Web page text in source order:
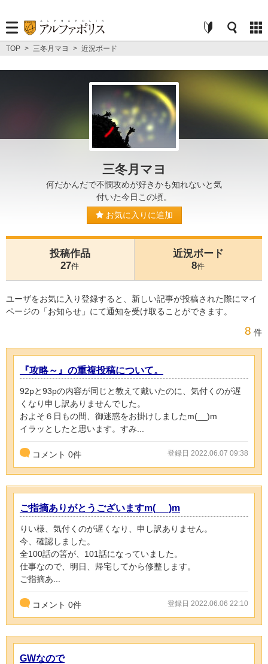
TOP > 三冬月マヨ > 近況ボード
三冬月マヨ
何だかんだで不憫攻めが好きかも知れないと気
付いた今日この頃。
お気に入りに追加
投稿作品
27件
近況ボード
8件
ユーザをお気に入り登録すると、新しい記事が投稿された際にマイ
ページの「お知らせ」にて通知を受け取ることができます。
8 件
『攻略～』の重複投稿について。
92pと93pの内容が同じと教えて戴いたのに、気付くのが遅
くなり申し訳ありませんでした。
およそ６日もの間、御迷惑をお掛けしましたm(__)m
イラッとしたと思います。すみ...
コメント 0件 登録日 2022.06.07 09:38
ご指摘ありがとうございますm(_ _)m
りい様、気付くのが遅くなり、申し訳ありません。
今、確認しました。
全100話の筈が、101話になっていました。
仕事なので、明日、帰宅してから修整します。
ご指摘あ...
コメント 0件 登録日 2022.06.06 22:10
GWなので